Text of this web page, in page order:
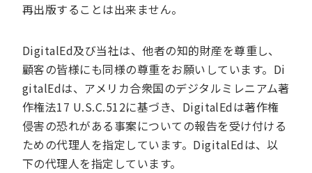
再出版することは出来ません。
DigitalEd及び当社は、他者の知的財産を尊重し、
顧客の皆様にも同様の尊重をお願いしています。Di
gitalEdは、アメリカ合衆国のデジタルミレニアム著
作権法17 U.S.C.512に基づき、DigitalEdは著作権
侵害の恐れがある事案についての報告を受け付ける
ための代理人を指定しています。DigitalEdは、以
下の代理人を指定しています。